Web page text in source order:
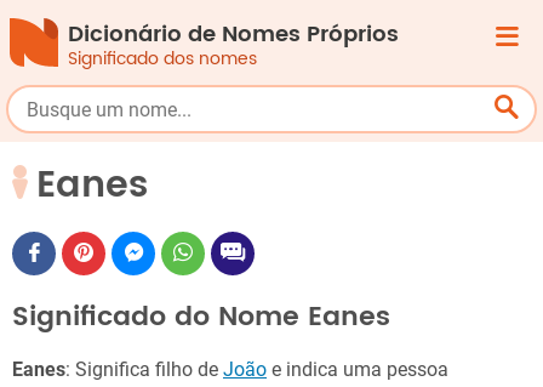
Dicionário de Nomes Próprios
Significado dos nomes
Eanes
Significado do Nome Eanes
Eanes: Significa filho de João e indica uma pessoa